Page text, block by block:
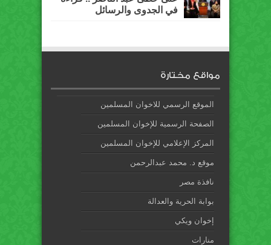
في الجدوى والرسائل
مواقع مختارة
الموقع الرسمي للاخوان المسلمين
الصفحة الرسمية للإخوان المسلمين
المركز الإعلامي للإخوان المسلمين
موقع د. محمد عبدالرحمن
نافذة مصر
بوابة الحرية والعدالة
إخوان ويكي
منارات